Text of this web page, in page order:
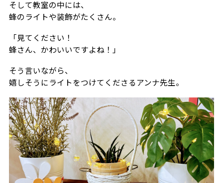
そして教室の中には、
蜂のライトや装飾がたくさん。
「見てください！
蜂さん、かわいいですよね！」
そう言いながら、
嬉しそうにライトをつけてくださるアンナ先生。